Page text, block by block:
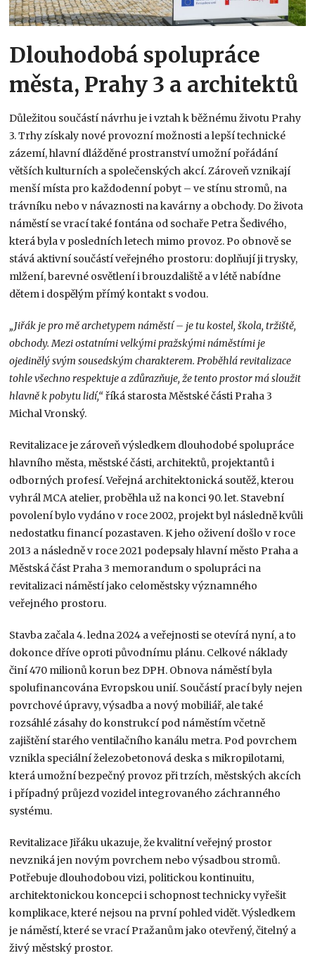
Dlouhodobá spolupráce
města, Prahy 3 a architektů
Důležitou součástí návrhu je i vztah k běžnému životu Prahy
3. Trhy získaly nové provozní možnosti a lepší technické
zázemí, hlavní dlážděné prostranství umožní pořádání
větších kulturních a společenských akcí. Zároveň vznikají
menší místa pro každodenní pobyt – ve stínu stromů, na
trávníku nebo v návaznosti na kavárny a obchody. Do života
náměstí se vrací také fontána od sochaře Petra Šedivého,
která byla v posledních letech mimo provoz. Po obnově se
stává aktivní součástí veřejného prostoru: doplňují ji trysky,
mlžení, barevné osvětlení i brouzdaliště a v létě nabídne
dětem i dospělým přímý kontakt s vodou.
„Jiřák je pro mě archetypem náměstí – je tu kostel, škola, tržiště,
obchody. Mezi ostatními velkými pražskými náměstími je
ojedinělý svým sousedským charakterem. Proběhlá revitalizace
tohle všechno respektuje a zdůrazňuje, že tento prostor má sloužit
hlavně k pobytu lidí,“říká starosta Městské části Praha 3
Michal Vronský.
Revitalizace je zároveň výsledkem dlouhodobé spolupráce
hlavního města, městské části, architektů, projektantů i
odborných profesí. Veřejná architektonická soutěž, kterou
vyhrál MCA atelier, proběhla už na konci 90. let. Stavební
povolení bylo vydáno v roce 2002, projekt byl následně kvůli
nedostatku financí pozastaven. K jeho oživení došlo v roce
2013 a následně v roce 2021 podepsaly hlavní město Praha a
Městská část Praha 3 memorandum o spolupráci na
revitalizaci náměstí jako celoměstsky významného
veřejného prostoru.
Stavba začala 4. ledna 2024 a veřejnosti se otevírá nyní, a to
dokonce dříve oproti původnímu plánu. Celkové náklady
činí 470 milionů korun bez DPH. Obnova náměstí byla
spolufinancována Evropskou unií. Součástí prací byly nejen
povrchové úpravy, výsadba a nový mobiliář, ale také
rozsáhlé zásahy do konstrukcí pod náměstím včetně
zajištění starého ventilačního kanálu metra. Pod povrchem
vznikla speciální železobetonová deska s mikropilotami,
která umožní bezpečný provoz při trzích, městských akcích
i případný průjezd vozidel integrovaného záchranného
systému.
Revitalizace Jiřáku ukazuje, že kvalitní veřejný prostor
nevzniká jen novým povrchem nebo výsadbou stromů.
Potřebuje dlouhodobou vizi, politickou kontinuitu,
architektonickou koncepci i schopnost technicky vyřešit
komplikace, které nejsou na první pohled vidět. Výsledkem
je náměstí, které se vrací Pražanům jako otevřený, čitelný a
živý městský prostor.